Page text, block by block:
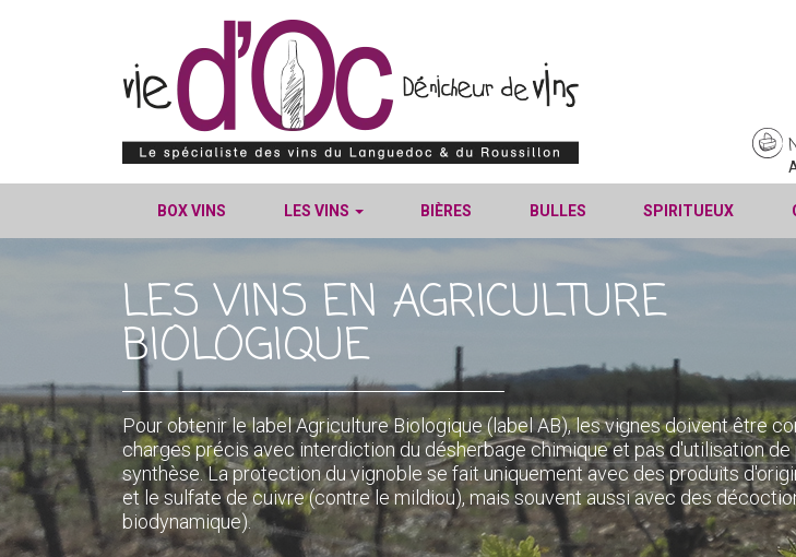
BOX VINS LES VINS BIÈRES BULLES SPIRITUEUX
LES VINS EN AGRICULTURE
BIOLOGIQUE
Pour obtenir le label Agriculture Biologique (label AB), les vignes doivent être
charges précis avec interdiction du désherbage chimique et pas d'utilisation
synthèse. La protection du vignoble se fait uniquement avec des produits
et le sulfate de cuivre (contre le mildiou), mais souvent aussi avec des
biodynamique).